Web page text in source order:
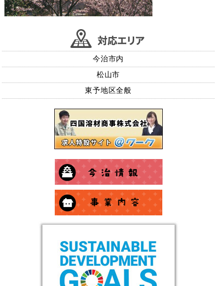
今治市内
松山市
東予地区全般